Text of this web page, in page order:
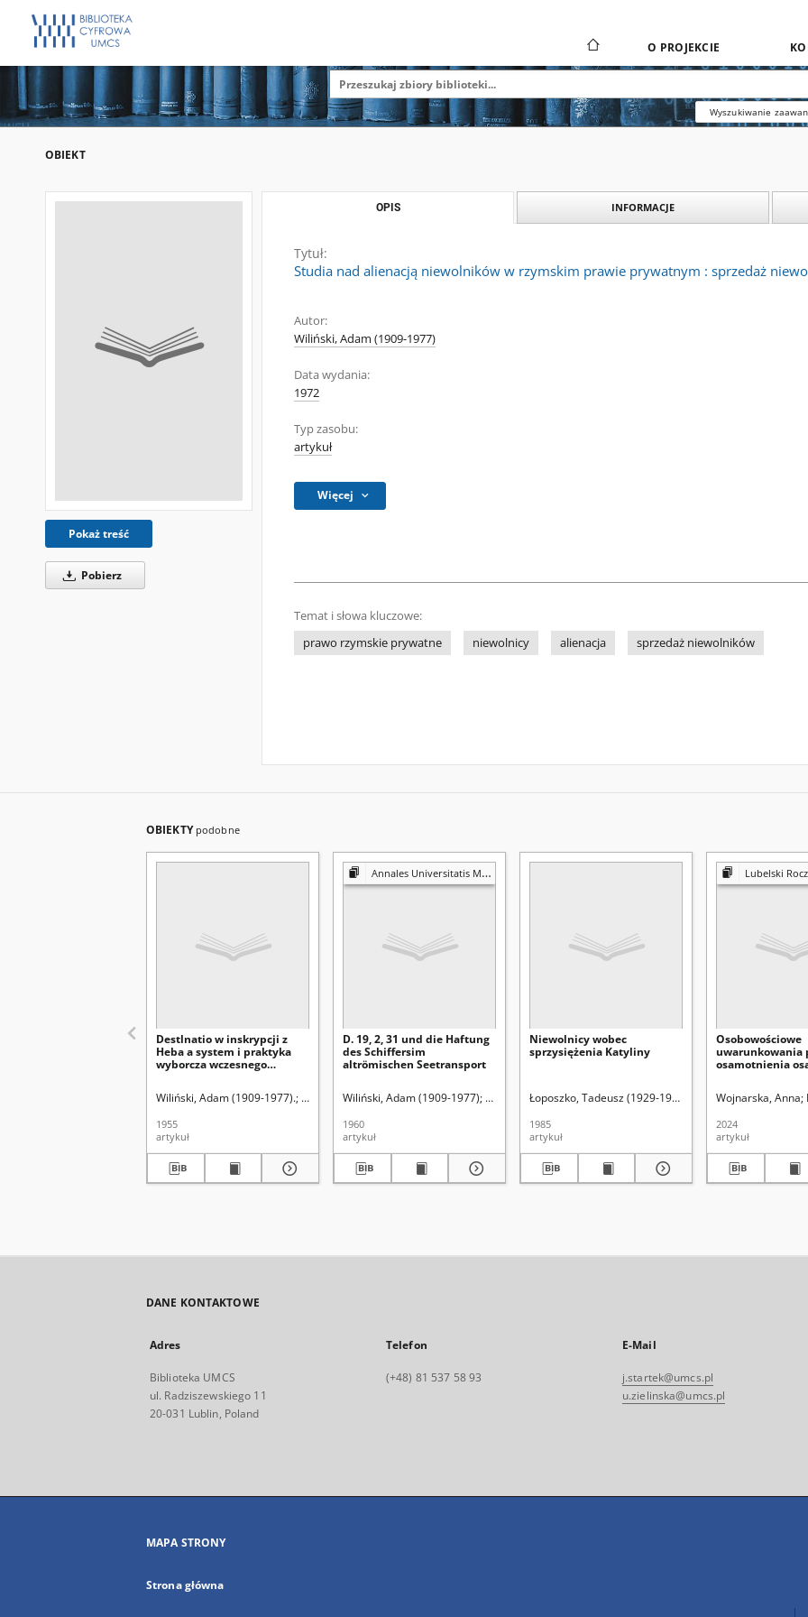
O PROJEKCIE
Wyszukiwanie
OBIEKT
Pokaż treść
Pobierz
OPIS INFORMACJE
Tytuł:
Studia nad alienacją niewolników w rzymskim prawie prywatnym : sprzedaż
Autor:
Wiliński, Adam (1909-1977)
Data wydania:
1972
Typ zasobu:
artykuł
Więcej
Temat i słowa kluczowe:
prawo rzymskie prywatne
niewolnicy alienacja sprzedaż niewolników
OBIEKTY podobne
Destlnatio w inskrypcji z
Heba a system i praktyka
wyborcza wczesnego
Wiliński, Adam (1909-1977). Uniwersytet Marii Curie-Skłodowskiej (Lublin)
1955
artykuł
Annales Universitatis Mariae Curie-Skłodowska. Sectio G, Ius
D. 19, 2, 31 und die Haftung
des Schiffersim
altrömischen Seetransport
Wiliński, Adam (1909-1977) Uniwersytet Marii Curie-Skłodowskiej (Lublin)
1960
artykuł
Niewolnicy wobec
sprzysiężenia Katyliny
Łoposzko, Tadeusz (1929-1994) Śladkowski, Wiesław
1985
artykuł
Lubelski Rocznik
Osobowościowe
uwarunkowania
osamotnienia
Wojnarska, Anna
2024
artykuł
DANE KONTAKTOWE
Adres
Biblioteka UMCS
ul. Radziszewskiego 11
20-031 Lublin, Poland
Telefon
(+48) 81 537 58 93
E-Mail
j.startek@umcs.pl
u.zielinska@umcs.pl
MAPA STRONY
Strona główna